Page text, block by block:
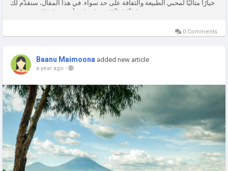
خيارًا مثاليًا لمحبي الطبيعة والثقافة على حد سواء. في هذا المقال، سنقدّم لك
0 Comments
Baanu Maimoona added new article
a year ago -